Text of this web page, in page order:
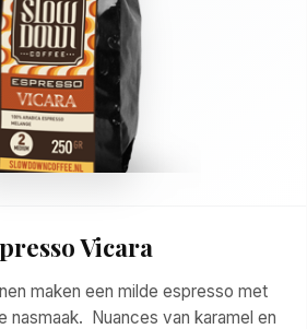
Vicara
maken een milde espresso met
nasmaak. Nuances van karamel en